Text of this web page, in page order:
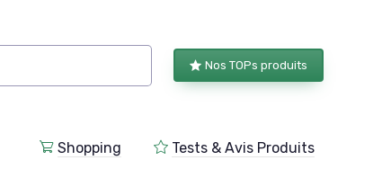
Nos TOPs produits
Shopping Tests & Avis Produits